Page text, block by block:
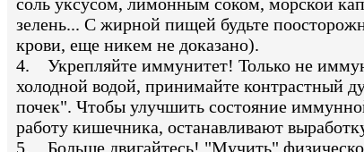
зелень... С жирной пищей будьте
крови, еще никем не доказано).
4. Укрепляйте иммунитет! Только не
холодной водой, принимайте контрастный
почек". Чтобы улучшить состояние
работу кишечника, останавливают
5. Больше двигайтесь! "Мучить"